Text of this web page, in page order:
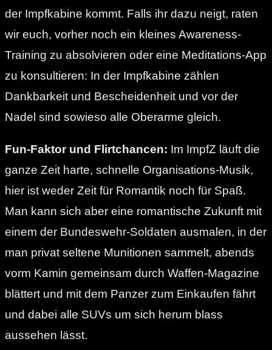
der Impfkabine kommt. Falls ihr dazu neigt, raten
wir euch, vorher noch ein kleines Awareness-
Training zu absolvieren oder eine Meditations-App
zu konsultieren: In der Impfkabine zählen
Dankbarkeit und Bescheidenheit und vor der
Nadel sind sowieso alle Oberarme gleich.
Fun-Faktor und Flirtchancen: Im ImpfZ läuft die
ganze Zeit harte, schnelle Organisations-Musik,
hier ist weder Zeit für Romantik noch für Spaß.
Man kann sich aber eine romantische Zukunft mit
einem der Bundeswehr-Soldaten ausmalen, in der
man privat seltene Munitionen sammelt, abends
vorm Kamin gemeinsam durch Waffen-Magazine
blättert und mit dem Panzer zum Einkaufen fährt
und dabei alle SUVs um sich herum blass
aussehen lässt.